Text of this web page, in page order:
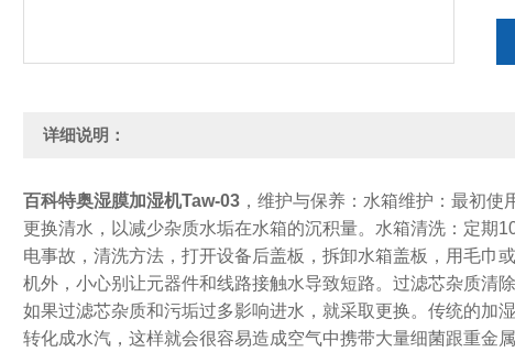
详细说明：
百科特奥湿膜加湿机Taw-03 ，维护与保养： 水箱维护：最初使
更换清水，以减少杂质水垢在水箱的沉积量。 水箱清洗：定期
电事故，清洗方法，打开设备后盖板，拆卸水箱盖板，用毛巾
机外，小心别让元器件和线路接触水导致短路。 过滤芯杂质清
如果过滤芯杂质和污垢过多影响进水，就采取更换。传统的加
转化成水汽，这样就会很容易造成空气中携带大量细菌跟重金